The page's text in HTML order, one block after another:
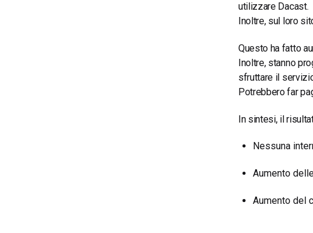
utilizzare Dacast.
Inoltre, sul loro
Questo ha fatto
Inoltre, stanno
sfruttare il
Potrebbero far
In sintesi, il
Nessuna
Aumento
Aumento del